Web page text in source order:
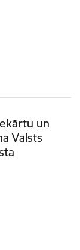
un
Valsts